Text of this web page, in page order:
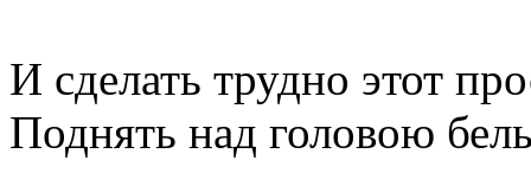
И сделать трудно этот
Поднять над головою